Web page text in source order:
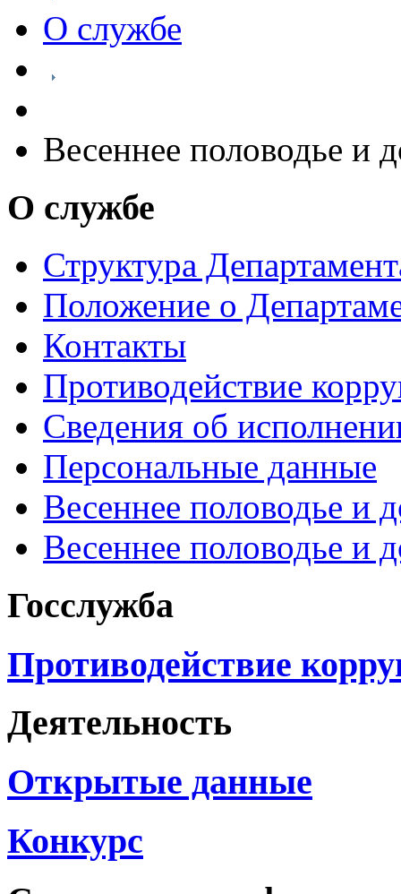
О службе
Весеннее половодье и
О службе
Структура
Положение о
Контакты
Противодействие
Сведения об
Персональные данные
Весеннее половодье и
Весеннее половодье и
Госслужба
Противодействие
Деятельность
Открытые данные
Конкурс